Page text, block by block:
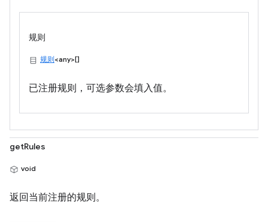
规则
规则<any>[]
已注册规则，可选参数会填入值。
getRules
void
返回当前注册的规则。